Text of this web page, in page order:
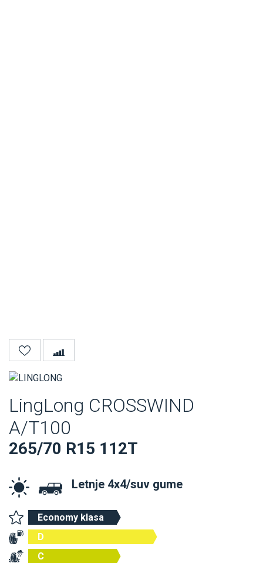
LingLong CROSSWIND
A/T100
265/70 R15 112T
Letnje 4x4/suv gume
Economy klasa
D
C